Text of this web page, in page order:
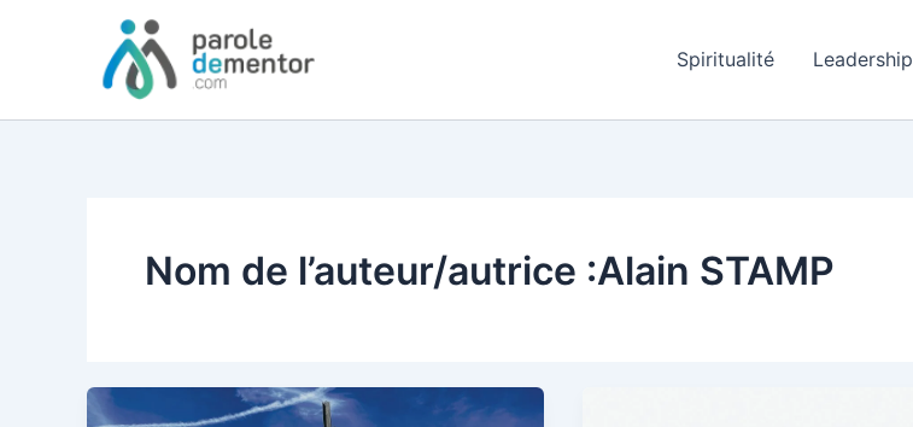
Spiritualité Leadership
Nom de l’auteur/autrice :Alain STAMP